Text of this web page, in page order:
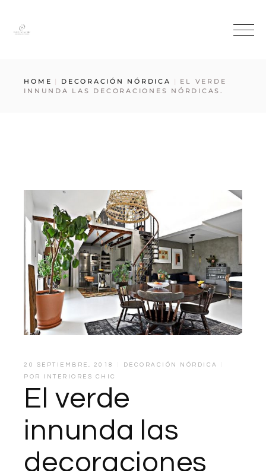
HOME DECORACIÓN NÓRDICA
EL VERDE
INNUNDA LAS DECORACIONES NÓRDICAS.
20 SEPTIEMBRE, 2018
DECORACIÓN NÓRDICA
POR
INTERIORES CHIC
El verde
innunda las
decoraciones